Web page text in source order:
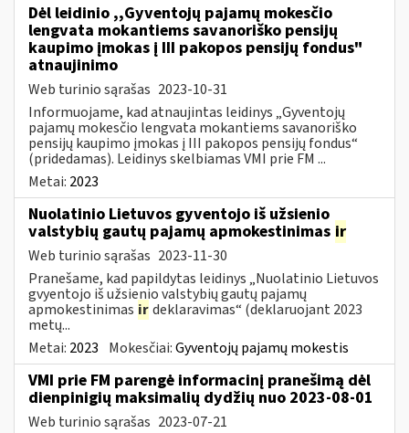
Dėl leidinio ,,Gyventojų pajamų mokesčio
lengvata mokantiems savanoriško pensijų
kaupimo įmokas į III pakopos pensijų fondus"
atnaujinimo
Web turinio sąrašas 2023-10-31
Informuojame, kad atnaujintas leidinys „Gyventojų
pajamų mokesčio lengvata mokantiems savanoriško
pensijų kaupimo įmokas į III pakopos pensijų fondus“
(pridedamas). Leidinys skelbiamas VMI prie FM ...
Metai: 2023
Nuolatinio Lietuvos gyventojo iš užsienio
valstybių gautų pajamų apmokestinimas ir
Web turinio sąrašas 2023-11-30
Pranešame, kad papildytas leidinys „Nuolatinio Lietuvos
gvyentojo iš užsienio valstybių gautų pajamų
apmokestinimas irdeklaravimas“ (deklaruojant 2023
metų...
Metai: 2023 Mokesčiai:Gyventojų pajamų mokestis
VMI prie FM parengė informacinį pranešimą dėl
dienpinigių maksimalių dydžių nuo 2023-08-01
Web turinio sąrašas 2023-07-21